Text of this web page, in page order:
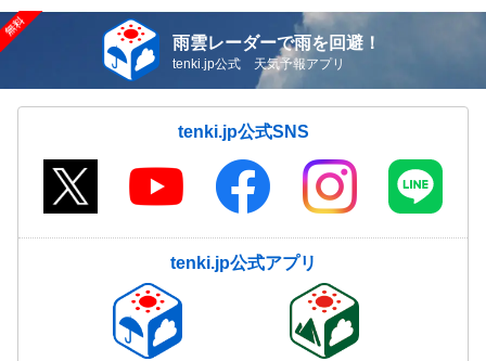
雨雲レーダーで雨を回避！
tenki.jp公式 天気予報アプリ
tenki.jp公式SNS
tenki.jp公式アプリ